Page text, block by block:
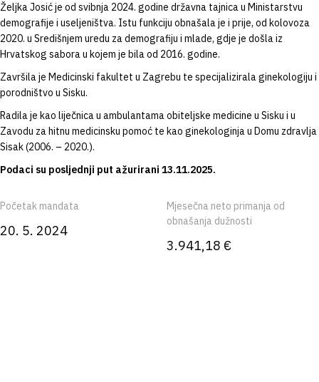
Željka Josić je od svibnja 2024. godine državna tajnica u Ministarstvu
demografije i useljeništva. Istu funkciju obnašala je i prije, od kolovoza
2020. u Središnjem uredu za demografiju i mlade, gdje je došla iz
Hrvatskog sabora u kojem je bila od 2016. godine.
Završila je Medicinski fakultet u Zagrebu te specijalizirala ginekologiju i
porodništvo u Sisku.
Radila je kao liječnica u ambulantama obiteljske medicine u Sisku i u
Zavodu za hitnu medicinsku pomoć te kao ginekologinja u Domu zdravlja
Sisak (2006. – 2020.).
Podaci su posljednji put ažurirani 13.11.2025.
Početak mandata
20. 5. 2024
Mjesečna neto primanja od
obnašanja dužnosti
3.941,18 €